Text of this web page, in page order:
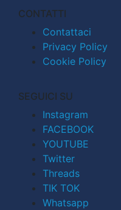
CONTATTI
Contattaci
Privacy Policy
Cookie Policy
SEGUICI SU
Instagram
FACEBOOK
YOUTUBE
Twitter
Threads
TIK TOK
Whatsapp